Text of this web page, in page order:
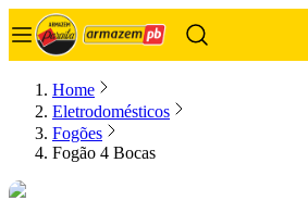
Home
Eletrodomésticos
Fogões
Fogão 4 Bocas